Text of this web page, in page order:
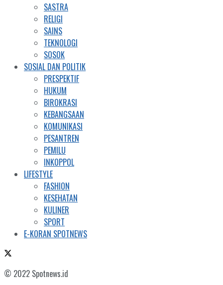
SASTRA
RELIGI
SAINS
TEKNOLOGI
SOSOK
SOSIAL DAN POLITIK
PRESPEKTIF
HUKUM
BIROKRASI
KEBANGSAAN
KOMUNIKASI
PESANTREN
PEMILU
INKOPPOL
LIFESTYLE
FASHION
KESEHATAN
KULINER
SPORT
E-KORAN SPOTNEWS
© 2022 Spotnews.id